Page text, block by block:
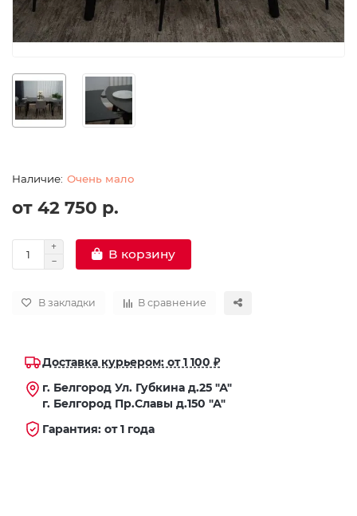
Очень мало
от 42 750 р.
В корзину
В закладки В сравнение
Доставка курьером: от 1 100 ₽
г. Белгород Ул. Губкина д.25 "А"
г. Белгород Пр.Славы д.150 "А"
Гарантия: от 1 года